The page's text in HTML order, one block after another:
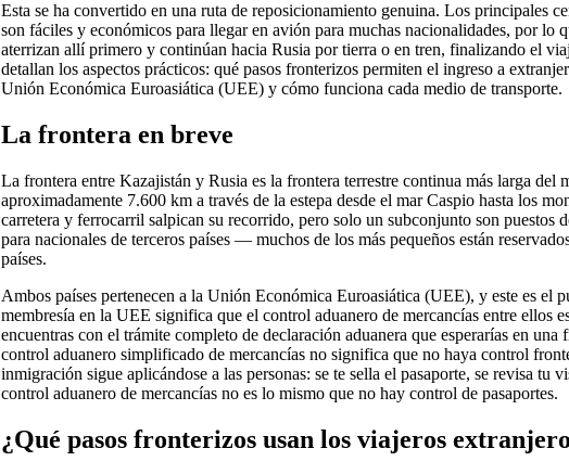
Esta se ha convertido en una ruta de reposicionamiento genuina. Los principales
son fáciles y económicos para llegar en avión para muchas nacionalidades, por lo
aterrizan allí primero y continúan hacia Rusia por tierra o en tren, finalizando el
detallan los aspectos prácticos: qué pasos fronterizos permiten el ingreso a
Unión Económica Euroasiática (UEE) y cómo funciona cada medio de transporte.
La frontera en breve
La frontera entre Kazajistán y Rusia es la frontera terrestre continua más larga del
aproximadamente 7.600 km a través de la estepa desde el mar Caspio hasta los
carretera y ferrocarril salpican su recorrido, pero solo un subconjunto son puestos
para nacionales de terceros países — muchos de los más pequeños están
países.
Ambos países pertenecen a la Unión Económica Euroasiática (UEE), y este es el
membresía en la UEE significa que el control aduanero de mercancías entre ellos
encuentras con el trámite completo de declaración aduanera que esperarías en
control aduanero simplificado de mercancías no significa que no haya control
inmigración sigue aplicándose a las personas: se te sella el pasaporte, se revisa tu
control aduanero de mercancías no es lo mismo que no hay control de pasaportes.
¿Qué pasos fronterizos usan los viajeros